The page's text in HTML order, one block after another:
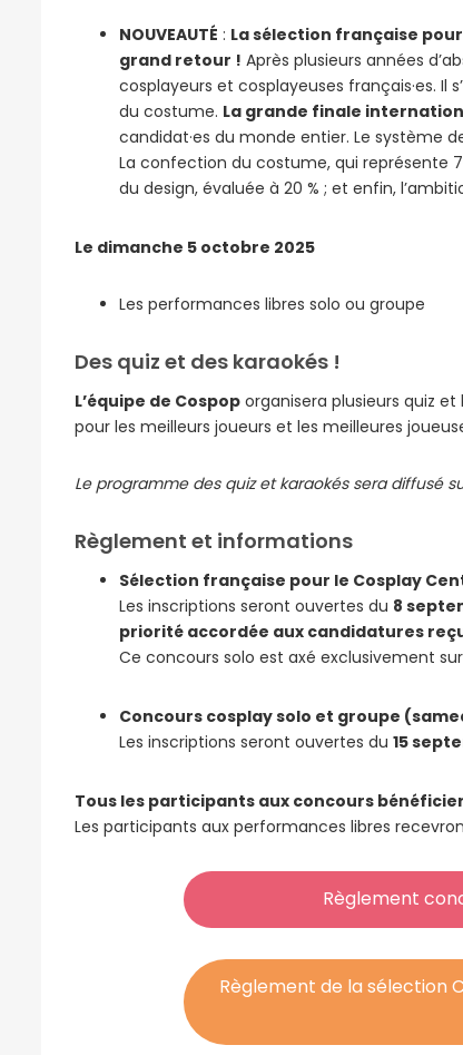
NOUVEAUTÉ : La sélection française
grand retour ! Après plusieurs années
cosplayeurs et cosplayeuses français·es. Il
du costume. La grande finale
candidat·es du monde entier. Le système
La confection du costume, qui représente
du design, évaluée à 20 % ; et enfin,
Le dimanche 5 octobre 2025
Les performances libres solo ou groupe
Des quiz et des karaokés !
L’équipe de Cospop organisera plusieurs quiz
pour les meilleurs joueurs et les meilleures
Le programme des quiz et karaokés sera diffusé
Règlement et informations
Sélection française pour le Cosplay
Les inscriptions seront ouvertes du 8
priorité accordée aux candidatures
Ce concours solo est axé exclusivement
Concours cosplay solo et groupe
Les inscriptions seront ouvertes du 15
Tous les participants aux concours
Les participants aux performances libres
Règlement
Règlement de la sélection